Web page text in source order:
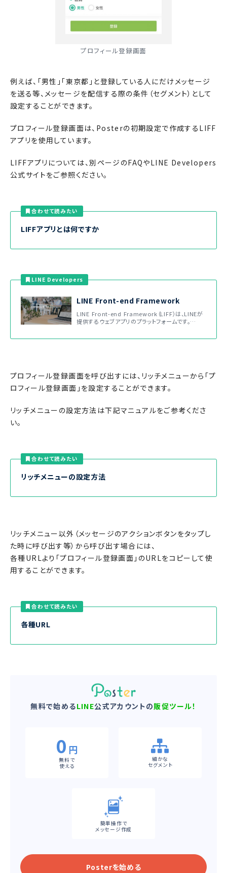
プロフィール登録画面
例えば、「男性」「東京都」と登録している人にだけメッセージ
を送る等、メッセージを配信する際の条件（セグメント）として
設定することができます。
プロフィール登録画面は、Posterの初期設定で作成するLIFF
アプリを使用しています。
LIFFアプリについては、別ページのFAQやLINE Developers
公式サイトをご参照ください。
合わせて読みたい
LIFFアプリとは何ですか
LINE Developers
LINE Front-end Framework
LINE Front-end Framework（LIFF）は、LINEが
提供するウェブアプリのプラットフォームです。…
プロフィール登録画面を呼び出すには、リッチメニューから「プ
ロフィール登録画面」を設定することができます。
リッチメニューの設定方法は下記マニュアルをご参考くださ
い。
合わせて読みたい
リッチメニューの設定方法
リッチメニュー以外（メッセージのアクションボタンをタップし
た時に呼び出す等）から呼び出す場合には、
各種URLより「プロフィール登録画面」のURLをコピーして使
用することができます。
合わせて読みたい
各種URL
無料で始めるLINE公式アカウントの販促ツール！
0 円
無料で
使える
細かな
セグメント
簡単操作で
メッセージ作成
Posterを始める